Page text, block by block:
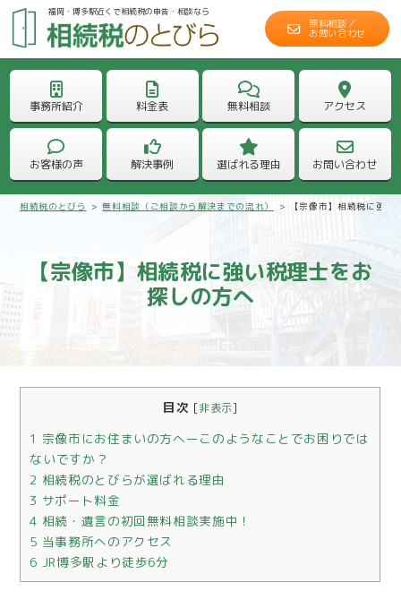
福岡・博多駅近くで相続税の申告・相談なら
無料相談／
お問い合わせ
事務所紹介 料金表 無料相談 アクセス
お客様の声 解決事例 選ばれる理由 お問い合わせ
相続税のとびら >無料相談（ご相談から解決までの流れ） > 【宗像市】相続税に強
【宗像市】相続税に強い税理士をお
探しの方へ
目次 [非表示]
1 宗像市にお住まいの方へーこのようなことでお困りでは
ないですか？
2 相続税のとびらが選ばれる理由
3 サポート料金
4 相続・遺言の初回無料相談実施中！
5 当事務所へのアクセス
6 JR博多駅より徒歩6分